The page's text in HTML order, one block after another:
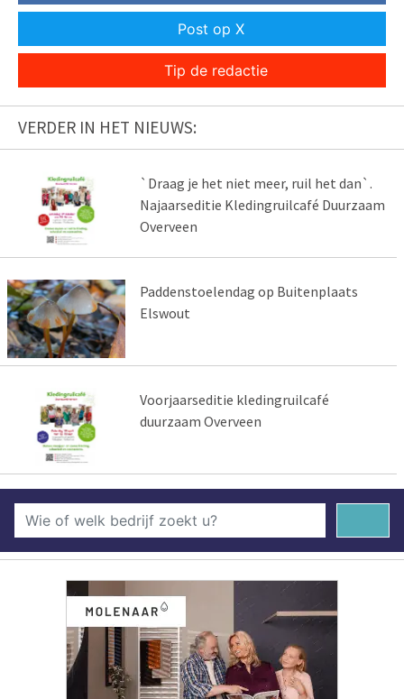
Post op X
Tip de redactie
VERDER IN HET NIEUWS:
`Draag je het niet meer, ruil het dan`.
Najaarseditie Kledingruilcafé Duurzaam
Overveen
Paddenstoelendag op Buitenplaats
Elswout
Voorjaarseditie kledingruilcafé
duurzaam Overveen